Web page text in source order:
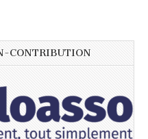
CONTRIBUTION